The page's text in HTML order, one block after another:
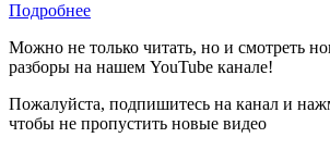
Подробнее
Можно не только читать, но и смотреть
разборы на нашем YouTube канале!
Пожалуйста, подпишитесь на канал и
чтобы не пропустить новые видео